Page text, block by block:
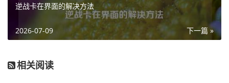
装，总能引发玩家们的热烈讨论和期待，大家纷纷在游戏内
的社交平台上分享自己对新时装的喜爱，猜测下一次更新又
会带来怎样令人惊艳的设计，而游戏开发商也十分注重玩家
与品质,使得每一次更新都能更加贴合玩家的喜好。
逆战卡在界面的解决方法
下一篇 »
2026-07-09
相关阅读